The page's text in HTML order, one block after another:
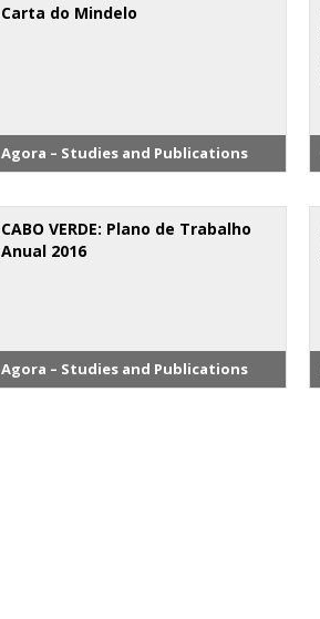
Carta do Mindelo
Agora – Studies and Publications
CABO VERDE: Plano de Trabalho
Anual 2016
Agora – Studies and Publications